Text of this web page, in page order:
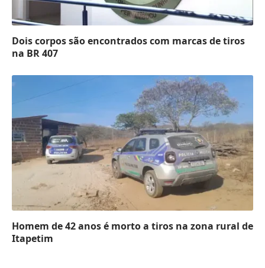
Dois corpos são encontrados com marcas de tiros
na BR 407
Homem de 42 anos é morto a tiros na zona rural de
Itapetim